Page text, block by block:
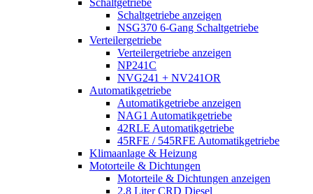
Schaltgetriebe anzeigen
NSG370 6-Gang Schaltgetriebe
Verteilergetriebe
Verteilergetriebe anzeigen
NP241C
NVG241 + NV241OR
Automatikgetriebe
Automatikgetriebe anzeigen
NAG1 Automatikgetriebe
42RLE Automatikgetriebe
45RFE / 545RFE Automatikgetriebe
Klimaanlage & Heizung
Motorteile & Dichtungen
Motorteile & Dichtungen anzeigen
2,8 Liter CRD Diesel